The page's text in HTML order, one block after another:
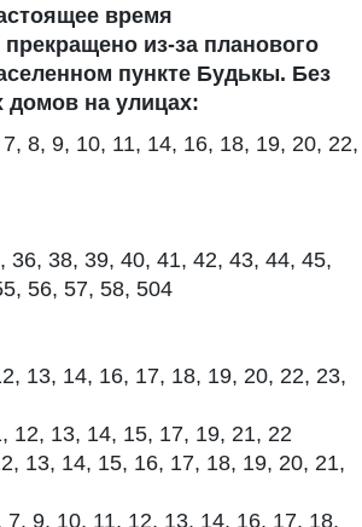
время
из-за планового
пункте Будькы. Без
домов на улицах:
8, 9, 10, 11, 14, 16, 18, 19, 20, 22,
38, 39, 40, 41, 42, 43, 44, 45,
56, 57, 58, 504
13, 14, 16, 17, 18, 19, 20, 22, 23,
13, 14, 15, 17, 19, 21, 22
13, 14, 15, 16, 17, 18, 19, 20, 21,
9, 10, 11, 12, 13, 14, 16, 17, 18,